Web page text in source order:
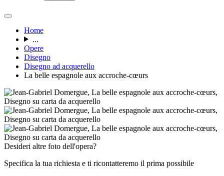
Home
...
Opere
Disegno
Disegno ad acquerello
La belle espagnole aux accroche-cœurs
Desideri altre foto dell'opera?
Specifica la tua richiesta e ti ricontatteremo il prima possibile